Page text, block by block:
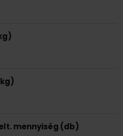
mennyiség (db)